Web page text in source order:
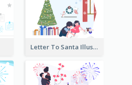
Letter To Santa Illustration